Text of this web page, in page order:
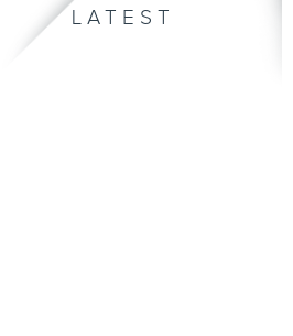
LATEST